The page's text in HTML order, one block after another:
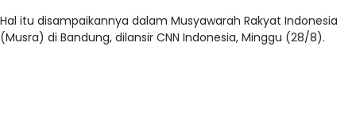
Hal itu disampaikannya dalam Musyawarah Rakyat Indonesia
(Musra) di Bandung, dilansir CNN Indonesia, Minggu (28/8).